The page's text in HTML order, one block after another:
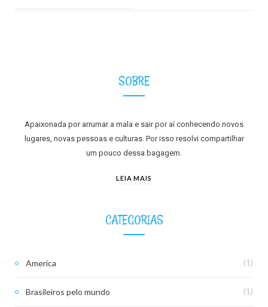
SOBRE
Apaixonada por arrumar a mala e sair por aí conhecendo novos
lugares, novas pessoas e culturas. Por isso resolvi compartilhar
um pouco dessa bagagem.
LEIA MAIS
CATEGORIAS
America (1)
Brasileiros pelo mundo (1)